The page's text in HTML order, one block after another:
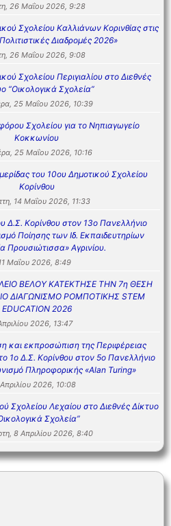
26 Μαΐου 2026, 9:28
Σχολείου Καλλιάνων Κορινθίας στις
Διαδρομές 2026»
26 Μαΐου 2026, 9:08
Σχολείου Περιγιαλίου στο Διεθνές
“Οικολογικά Σχολεία”
25 Μαΐου 2026, 10:39
Σχολείου για το Νηπιαγωγείο
Κοκκωνίου
25 Μαΐου 2026, 10:16
του 10ου Δημοτικού Σχολείου
Κορίνθου
14 Μαΐου 2026, 11:33
Δ.Σ. Κορίνθου στον 13ο Πανελλήνιο
Ποίησης των Ιδ. Εκπαιδευτηρίων
Προυσιώτισσα» Αγρινίου.
Μαΐου 2026, 8:49
ΒΕΛΟΥ ΚΑΤΕΚΤΗΣΕ ΤΗΝ 7η ΘΕΣΗ
ΔΙΑΓΩΝΙΣΜΟ ΡΟΜΠΟΤΙΚΗΣ STEM
EDUCATION 2026
2026, 13:47
και εκπροσώπιση της Περιφέρειας
1ο Δ.Σ. Κορίνθου στον 5ο Πανελλήνιο
Πληροφορικής «Alan Turing»
2026, 10:08
Σχολείου Λεχαίου στο Διεθνές Δίκτυο
Σχολεία”
8 Απριλίου 2026, 8:40